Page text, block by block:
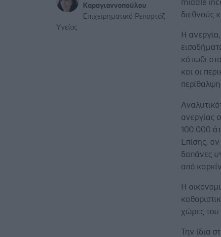
Καραγιαννοπούλου
Επιχειρηματικό Ρεπορτάζ
Υγείας
middle
διεθνούς
H
κάτωθι
και οι
ανεργίας
100.000
Επίσης,
δαπάνες
από
Η
χώρες του
Την ίδια